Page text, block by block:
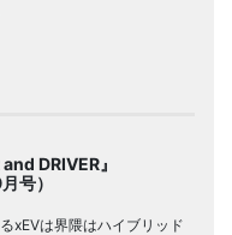
DRIVER』
号）
るxEVは界隈はハイブリッド